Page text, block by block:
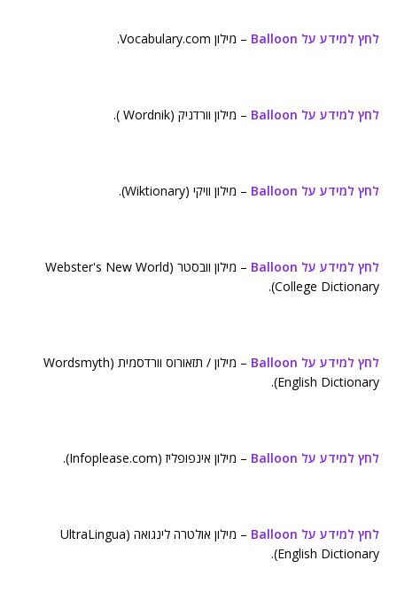
לחץ למידע על Balloon – מילון Vocabulary.com.
לחץ למידע על Balloon – מילון וורדניק (Wordnik ).
לחץ למידע על Balloon – מילון וויקי (Wiktionary).
לחץ למידע על Balloon
– מילון וובסטר (Webster's New World
College Dictionary).
לחץ למידע על Balloon
– מילון / תזאורוס וורדסמית (Wordsmyth
English Dictionary).
לחץ למידע על Balloon – מילון אינפופליז (Infoplease.com).
לחץ למידע על Balloon
– מילון אולטרה לינגואה (UltraLingua
English Dictionary).